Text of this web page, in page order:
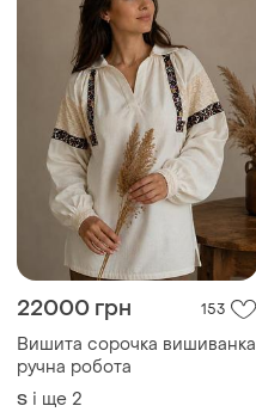
22000 грн 153
Вишита сорочка вишиванка
ручна робота
S і ще 2